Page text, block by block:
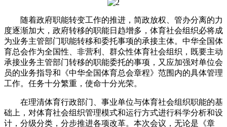
随着政府职能转变工作的推进，简政放权、管办分离的力
度逐渐加大，政府转移的职能日趋增多，体育社会组织必将成
为业务主管部门职能转移和委托事项的承接主体。中华全国体
育总会作为全国性、非营利、群众性体育社会组织，既要主动
承接业务主管部门转移的职能委托的事项，又应加强对单位会
员的业务指导和《中华全国体育总会章程》范围内的具体管理
工作。任务十分繁重，使命十分光荣。
在理清体育行政部门、事业单位与体育社会组织职能的基
础上，对体育社会组织管理模式和运行方式进行科学分析和设
计，分级分类，分步推进各项改革。本次会议，无论是《章